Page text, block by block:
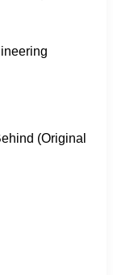
(Originаl